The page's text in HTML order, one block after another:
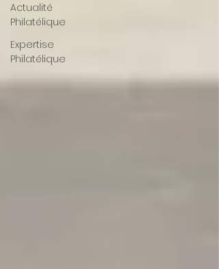
Actualité
Philatélique
Expertise
Philatélique